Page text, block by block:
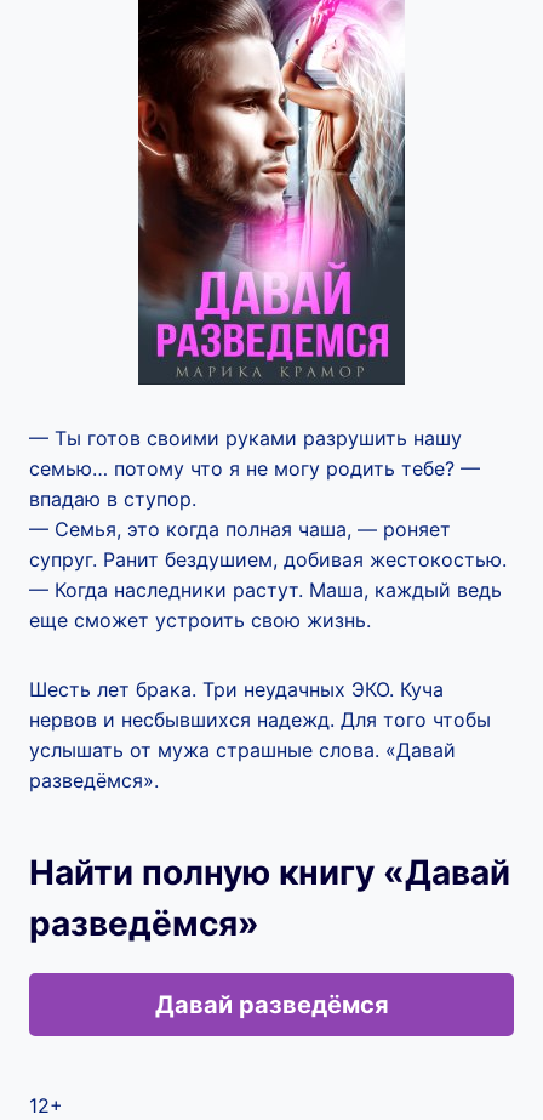
— Ты готов своими руками разрушить нашу
семью… потому что я не могу родить тебе? —
впадаю в ступор.
— Семья, это когда полная чаша, — роняет
супруг. Ранит бездушием, добивая жестокостью.
— Когда наследники растут. Маша, каждый ведь
еще сможет устроить свою жизнь.
Шесть лет брака. Три неудачных ЭКО. Куча
нервов и несбывшихся надежд. Для того чтобы
услышать от мужа страшные слова. «Давай
разведёмся».
Найти полную книгу «Давай
разведёмся»
Давай разведёмся
12+